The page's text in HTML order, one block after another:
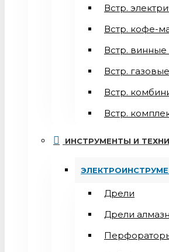
Встр.
Встр. кофе-
Встр.
Встр.
Встр.
Встр.
ИНСТРУМЕНТЫ И
Дрели
Дрели